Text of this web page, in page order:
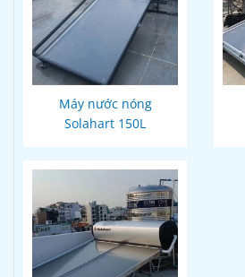
Máy nước nóng
Solahart 150L